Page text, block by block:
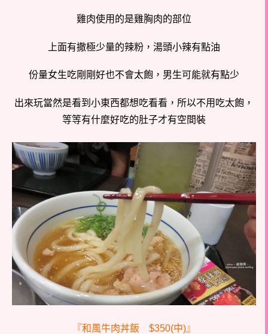
雞肉使用的是雞胸肉的部位
上面有撒極少量的辣粉，湯頭小辣有點油
份量女生吃剛剛好也不會太飽，男生可能就有點少
出來玩當然是看到小東西都想吃看看，所以不用吃太飽，
等等有什麼好吃的肚子才有空間裝
『和風牛肉丼飯 $350(中)』